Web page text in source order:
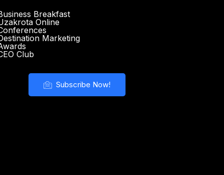
Breakfast
Online
Marketing
Club
Subscribe Now!